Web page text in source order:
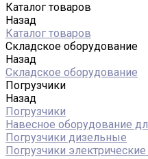
Каталог товаров
Назад
Каталог товаров
Складское оборудование
Назад
Складское оборудование
Погрузчики
Назад
Погрузчики
Навесное оборудование
Погрузчики дизельные
Погрузчики